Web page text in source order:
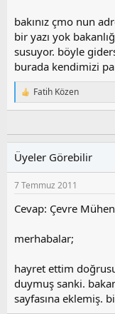
bakınız çmo nun
bir yazı yok
susuyor. böyle
burada kendimizi
T
e
i
l
e
r
Fatih Közen
Üyeler Görebilir
7 Temmuz 2011
Cevap: Çevre
merhabalar;
hayret ettim
duymuş sanki.
sayfasına eklemiş.